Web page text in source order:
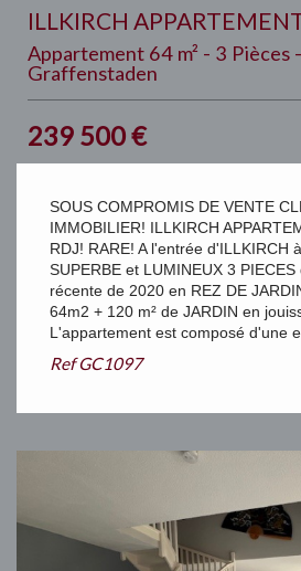
ILLKIRCH
Appartement 64 m² - 3 Pièces
Graffenstaden
239 500€
SOUS COMPROMIS DE VENTE
IMMOBILIER! ILLKIRCH
RDJ! RARE! A l'entrée d'ILLKIRCH
SUPERBE et LUMINEUX 3
récente de 2020 en REZ DE
64m2 + 120 m² de JARDIN en
L'appartement est composé d'une
RefGC1097